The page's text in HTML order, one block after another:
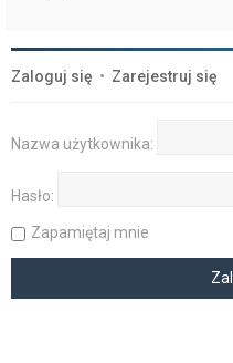
Zaloguj się • Zarejestruj się
Nazwa użytkownika:
Hasło:
Zapamiętaj mnie